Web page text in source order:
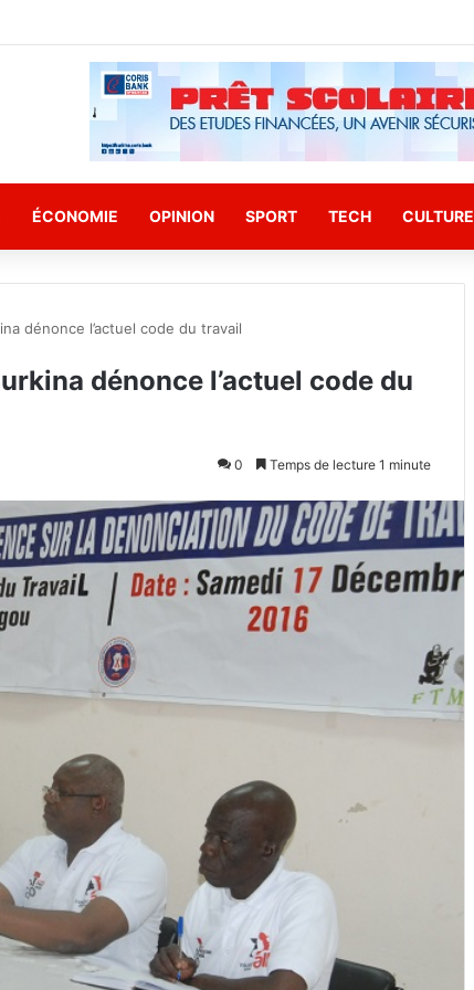
ÉCONOMIE OPINION SPORT TECH CULTURE
dénonce l’actuel code du travail
dénonce l’actuel code du
0 Temps de lecture 1 minute